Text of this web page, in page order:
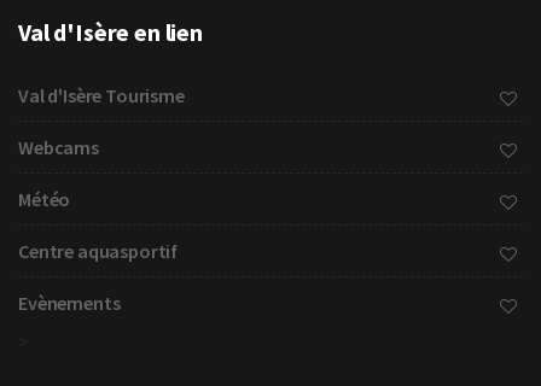
Val d'Isère en lien
Val d'Isère Tourisme
Webcams
Météo
Centre aquasportif
Evènements